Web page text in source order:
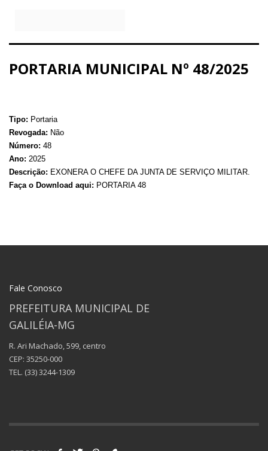
PORTARIA MUNICIPAL Nº 48/2025
Tipo: Portaria
Revogada: Não
Número: 48
Ano: 2025
Descrição: EXONERA O CHEFE DA JUNTA DE SERVIÇO MILITAR.
Faça o Download aqui: PORTARIA 48
Fale Conosco
PREFEITURA MUNICIPAL DE
GALILÉIA-MG
R. Ari Machado, 599, centro
CEP: 35250-000
TEL. (33) 3244-1309